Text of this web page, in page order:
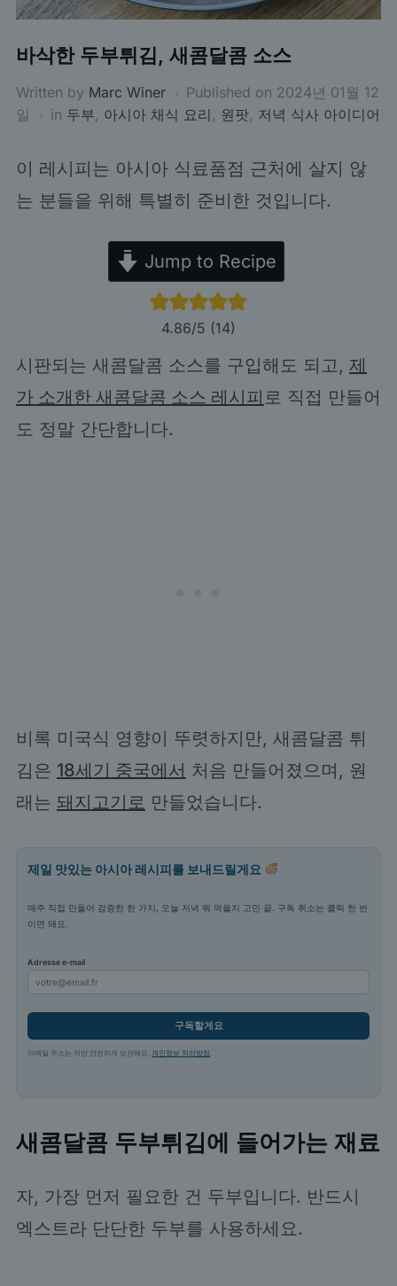
바삭한 두부튀김, 새콤달콤 소스
Written by Marc Winer Published on 2024년 01월 12
일
in 두부, 아시아 채식 요리 , 원팟, 저녁 식사 아이디어
이 레시피는 아시아 식료품점 근처에 살지 않
는 분들을 위해 특별히 준비한 것입니다.
Jump to Recipe
4.86/5 (14)
시판되는 새콤달콤 소스를 구입해도 되고, 제
가 소개한 새콤달콤 소스 레시피로 직접 만들어
도 정말 간단합니다.
비록 미국식 영향이 뚜렷하지만, 새콤달콤 튀
김은 18세기 중국에서 처음 만들어졌으며, 원
래는 돼지고기로 만들었습니다.
제일 맛있는 아시아 레시피를 보내드릴게요
매주 직접 만들어 검증한 한 가지, 오늘 저녁 뭐 먹을지 고민 끝. 구독 취소는 클릭 한 번
이면 돼요.
Adresse e-mail
구독할게요
이메일 주소는 저만 안전하게 보관해요. 개인정보 처리방침
새콤달콤 두부튀김에 들어가는 재료
자, 가장 먼저 필요한 건 두부입니다. 반드시
엑스트라 단단한 두부를 사용하세요.